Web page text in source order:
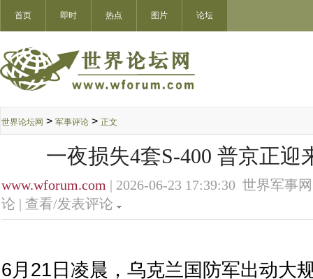
首页 即时 热点 图片 论坛
世界论坛网 > 军事评论 > 正文
一夜损失4套S-400 普京正迎
www.wforum.com | 2026-06-23 17:39:30 世界军事
论 | 查看/发表评论
6月21日凌晨，乌克兰国防军出动大